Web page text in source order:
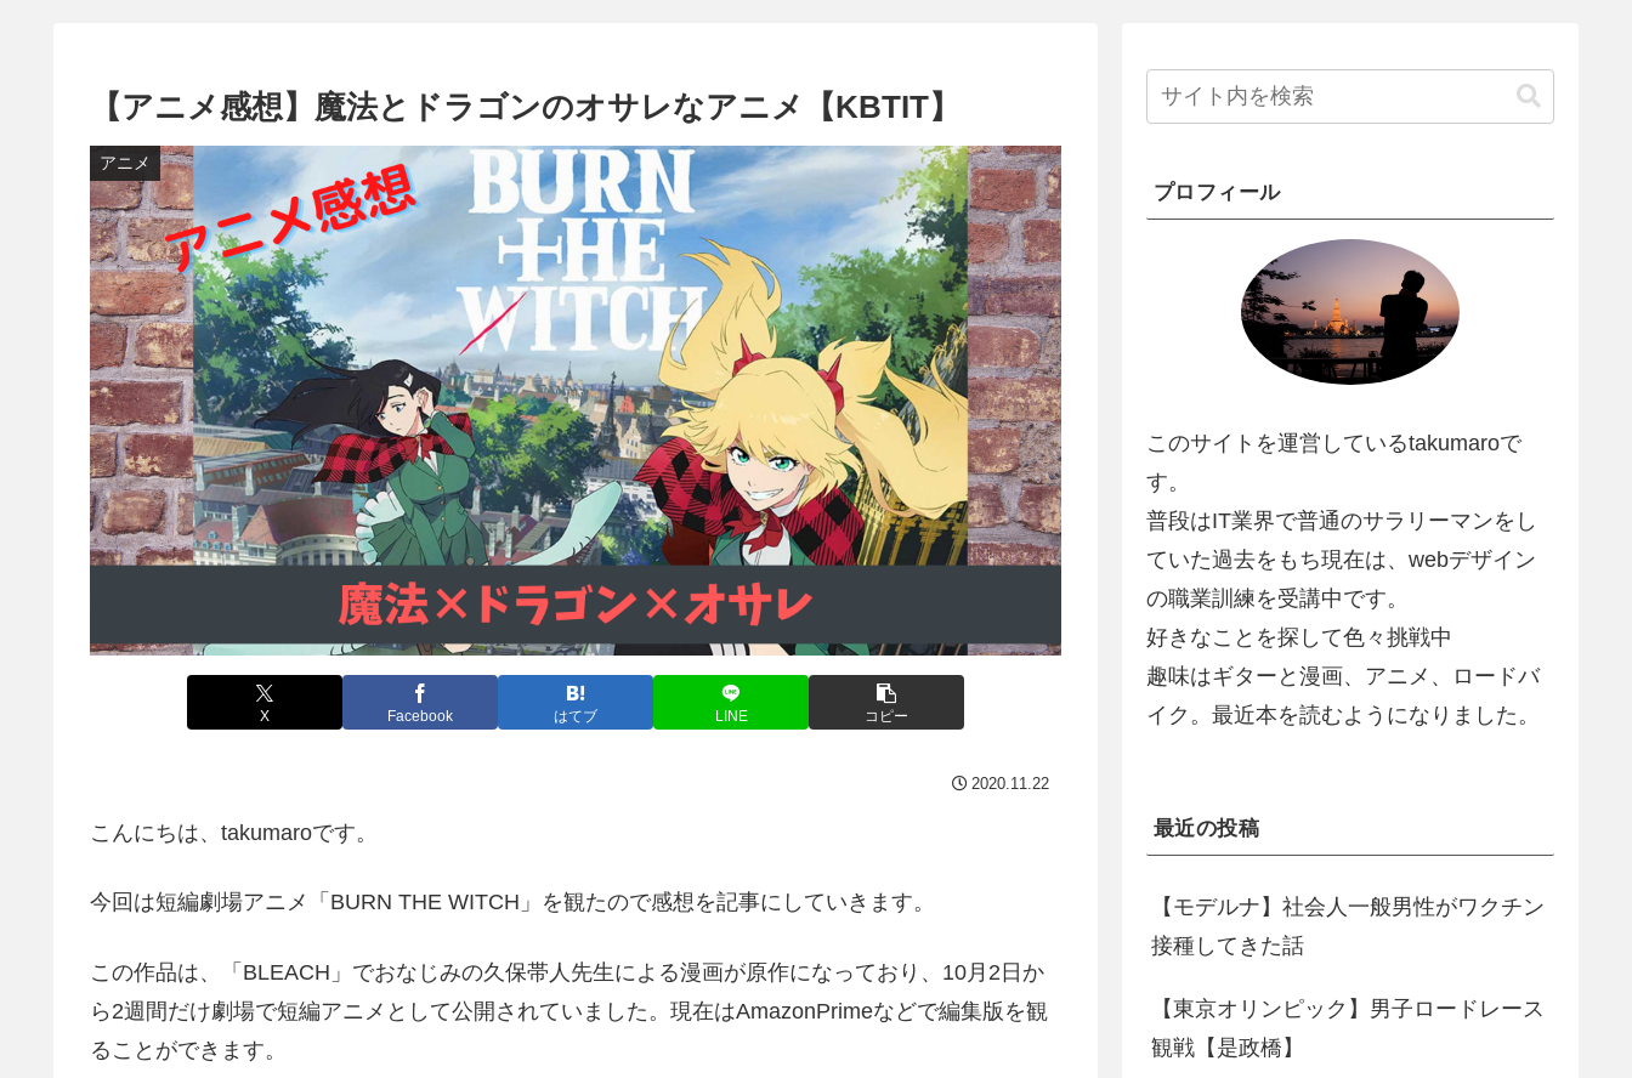
【アニメ感想】魔法とドラゴンのオサレなアニメ【KBTIT】
アニメ
X Facebook はてブ LINE コピー
2020.11.22
こんにちは、takumaroです。
今回は短編劇場アニメ「BURN THE WITCH」を観たので感想を記事にしていきます。
この作品は、「BLEACH」でおなじみの久保帯人先生による漫画が原作になっており、10月2日か
ら2週間だけ劇場で短編アニメとして公開されていました。現在はAmazonPrimeなどで編集版を観
ることができます。
プロフィール
このサイトを運営しているtakumaroで
す。
普段はIT業界で普通のサラリーマンをし
ていた過去をもち現在は、webデザイン
の職業訓練を受講中です。
好きなことを探して色々挑戦中
趣味はギターと漫画、アニメ、ロードバ
イク。最近本を読むようになりました。
最近の投稿
【モデルナ】社会人一般男性がワクチン
接種してきた話
【東京オリンピック】男子ロードレース
観戦【是政橋】